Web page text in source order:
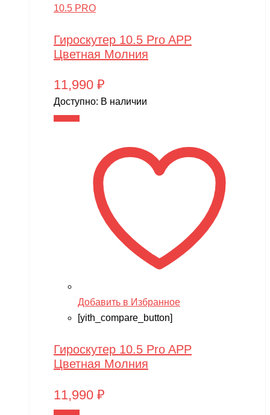
10.5 PRO
Гироскутер 10.5 Pro APP
Цветная Молния
11,990 ₽
Доступно: В наличии
Добавить в Избранное
[yith_compare_button]
Гироскутер 10.5 Pro APP
Цветная Молния
11,990 ₽